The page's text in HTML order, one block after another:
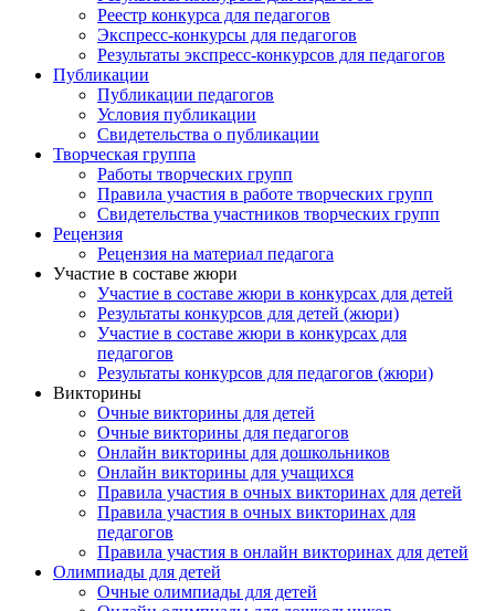
Реестр конкурса для педагогов
Экспресс-конкурсы для педагогов
Результаты экспресс-конкурсов для педагогов
Публикации
Публикации педагогов
Условия публикации
Свидетельства о публикации
Творческая группа
Работы творческих групп
Правила участия в работе творческих групп
Свидетельства участников творческих групп
Рецензия
Рецензия на материал педагога
Участие в составе жюри
Участие в составе жюри в конкурсах для детей
Результаты конкурсов для детей (жюри)
Участие в составе жюри в конкурсах для
педагогов
Результаты конкурсов для педагогов (жюри)
Викторины
Очные викторины для детей
Очные викторины для педагогов
Онлайн викторины для дошкольников
Онлайн викторины для учащихся
Правила участия в очных викторинах для детей
Правила участия в очных викторинах для
педагогов
Правила участия в онлайн викторинах для детей
Олимпиады для детей
Очные олимпиады для детей
Анонсы конкурсов
Подпишитесь на анонсы сегодня и узнавайте
первыми о самом важном.
Организация